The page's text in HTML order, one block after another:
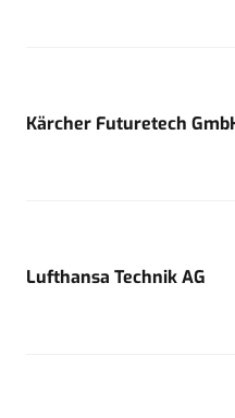
Kärcher Futuretech
Lufthansa Technik AG